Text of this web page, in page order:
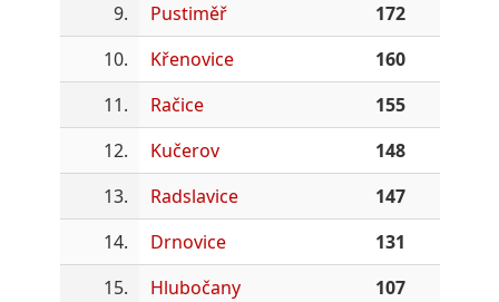
9.
Pustiměř
172
10.
Křenovice
160
11.
Račice
155
12.
Kučerov
148
13.
Radslavice
147
14.
Drnovice
131
15.
Hlubočany
107